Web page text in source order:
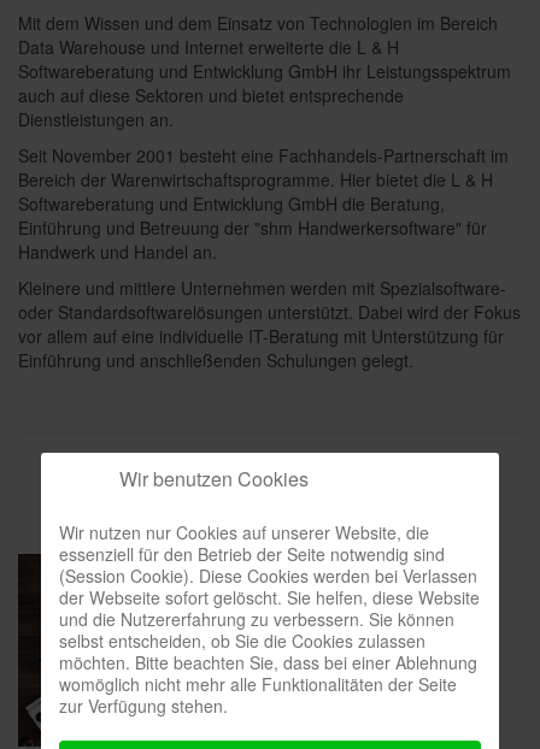
Mit dem Wissen und dem Einsatz von Technologien im Bereich
Data Warehouse und Internet erweiterte die L & H
Softwareberatung und Entwicklung GmbH ihr Leistungsspektrum
auch auf diese Sektoren und bietet entsprechende
Dienstleistungen an.
Seit November 2001 besteht eine Fachhandels-Partnerschaft im
Bereich der Warenwirtschaftsprogramme. Hier bietet die L & H
Softwareberatung und Entwicklung GmbH die Beratung,
Einführung und Betreuung der "shm Handwerkersoftware" für
Handwerk und Handel an.
Kleinere und mittlere Unternehmen werden mit Spezialsoftware-
oder Standardsoftwarelösungen unterstützt. Dabei wird der Fokus
vor allem auf eine individuelle IT-Beratung mit Unterstützung für
Einführung und anschließenden Schulungen gelegt.
Wir benutzen Cookies
Wir nutzen nur Cookies auf unserer Website, die
essenziell für den Betrieb der Seite notwendig sind
(Session Cookie). Diese Cookies werden bei Verlassen
der Webseite sofort gelöscht. Sie helfen, diese Website
und die Nutzererfahrung zu verbessern. Sie können
selbst entscheiden, ob Sie die Cookies zulassen
möchten. Bitte beachten Sie, dass bei einer Ablehnung
womöglich nicht mehr alle Funktionalitäten der Seite
zur Verfügung stehen.